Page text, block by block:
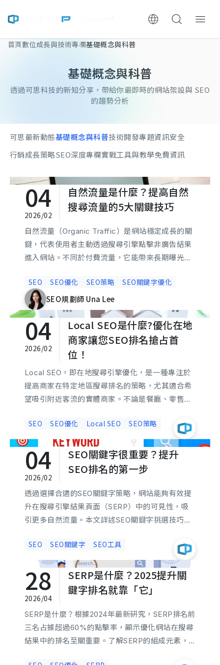
ChooWe AI仿生客服
成功案例
執行報告 / 策略解析
數位成長與技術專欄
立即諮詢
首頁數位成長與技術專欄基礎概念與科普
基礎概念與科普
透過可思科技的新知分享，帶給你最即時的網站架設與 SEO
的趨勢分析
可思最新動態基礎概念與科普技術開發專題資訊安全
行銷成長策略SEO深度專欄實戰工具與教學免費資訊
04
2026/02
自然流量是什麼？提高自然
搜尋流量的5大關鍵技巧
自然流量（Organic Traffic）是網站穩定成長的關
鍵，代表使用者主動透過搜尋引擎點擊非廣告結果
進入網站。不同於付費流量，它能帶來長期曝光與
字策略、內容優化與網站速度，就能有效提升自然
搜尋排名，吸引更多潛在客戶。
SEO SEO優化 SEO策略 SEO關鍵字優化
SEO規劃師 Una Lee
04
2026/02
Local SEO是什麼?優化在地
商家讓您SEO排名搶占首
位！
Local SEO，即在地搜尋引擎優化，是一種專注於
提高商家在特定地區搜尋排名的策略，尤其適合希
望吸引附近客流的實體商家。不論是餐廳、零售店
穎而出。本文將深入探討如何有效利用Google我的
商家、在地關鍵字、商家資訊一致性、社群媒體和
顧客評論等多重手段，助您提高在地搜尋排名，吸
引更多潛在顧客。
SEO SEO優化 Local SEO SEO策略
04
2026/02
SEO關鍵字很重要？提升
SEO排名的第一步
透過選擇合適的SEO關鍵字策略，網站能夠有效提
升在搜尋引擎結果頁面（SERP）中的可見性，吸
引更多自然流量。本文詳述SEO關鍵字挑選技巧、
SEO SEO關鍵字 SEO工具
28
2026/04
SERP是什麼？2025提升關
鍵字排名就靠「它」
SERP是什麼？根據2024年最新研究，SERP排名前
三名占據超過60%的點擊率，顯示優化網站在搜尋
結果中的排名至關重要。了解SERP的組成元素，